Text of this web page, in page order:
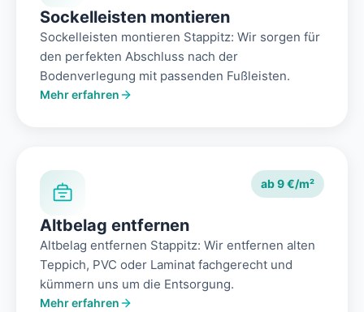
Sockelleisten montieren
Sockelleisten montieren Stappitz: Wir sorgen für
den perfekten Abschluss nach der
Bodenverlegung mit passenden Fußleisten.
Mehr erfahren
ab 9 €/m²
Altbelag entfernen
Altbelag entfernen Stappitz: Wir entfernen alten
Teppich, PVC oder Laminat fachgerecht und
kümmern uns um die Entsorgung.
Mehr erfahren